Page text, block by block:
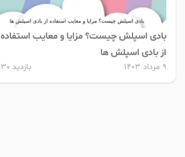
بادی اسپلش چیست؟ مزایا و معایب استفاده
از بادی اسپلش ها
9 مرداد 1403 بازدید 1630